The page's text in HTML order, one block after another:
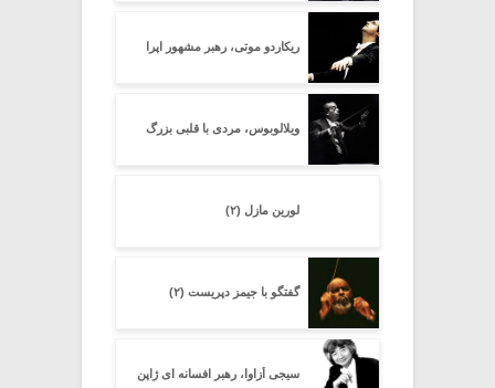
ریکاردو موتی، رهبر مشهور اپرا
ویلالوبوس، مردی با قلبی بزرگ
لورین مازل (۲)
گفتگو با جیمز دپریست (۲)
سیجی اُزاوا، رهبر افسانه ای ژاپن